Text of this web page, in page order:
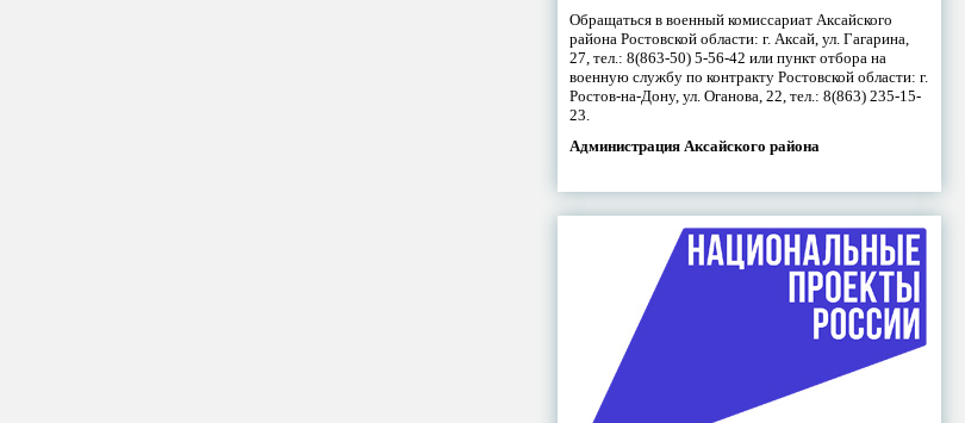
Обращаться в военный комиссариат Аксайского
района Ростовской области: г. Аксай, ул. Гагарина,
27, тел.: 8(863-50) 5-56-42 или пункт отбора на
военную службу по контракту Ростовской области: г.
Ростов-на-Дону, ул. Оганова, 22, тел.: 8(863) 235-15-
23.
Администрация Аксайского района